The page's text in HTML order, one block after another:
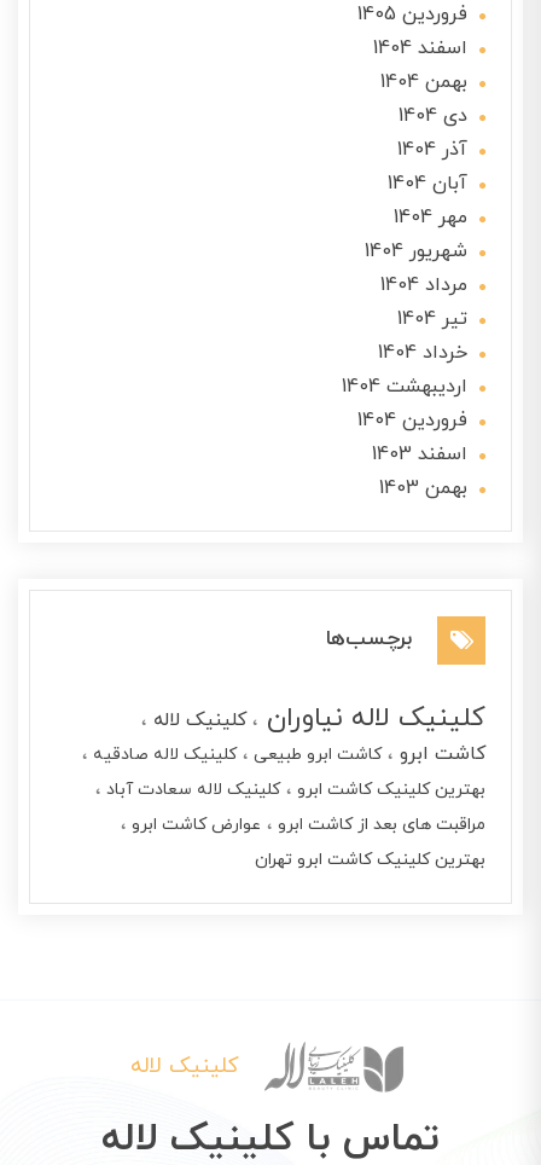
فروردین 1405
اسفند 1404
بهمن 1404
دی 1404
آذر 1404
آبان 1404
مهر 1404
شهریور 1404
مرداد 1404
تير 1404
خرداد 1404
ارديبهشت 1404
فروردین 1404
اسفند 1403
بهمن 1403
برچسب‌ها
کلینیک لاله نیاوران
کلینیک لاله
کاشت ابرو
کاشت ابرو طبیعی
کلینیک لاله صادقیه
بهترین کلینیک کاشت ابرو
کلینیک لاله سعادت آباد
مراقبت های بعد از کاشت ابرو
عوارض کاشت ابرو
بهترین کلینیک کاشت ابرو تهران
کلینیک لاله
تماس با کلینیک لاله